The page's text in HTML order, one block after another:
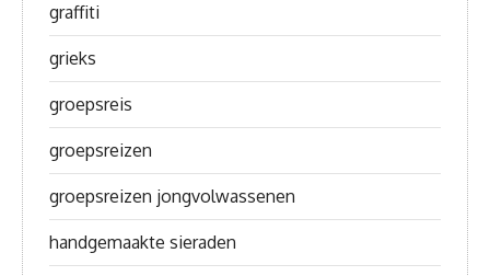
graffiti
grieks
groepsreis
groepsreizen
groepsreizen jongvolwassenen
handgemaakte sieraden